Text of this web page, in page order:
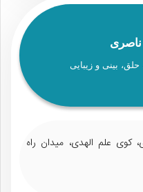
بینی و زیبایی
کوی علم الهدی، میدان راه